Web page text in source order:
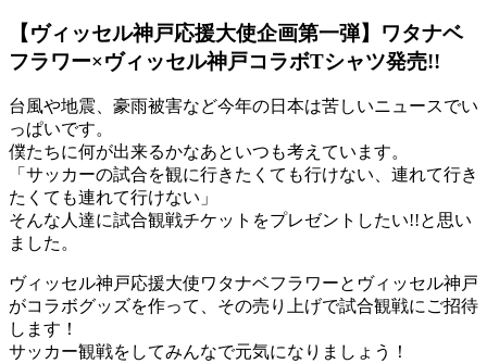
【ヴィッセル神戸応援大使企画第一弾】ワタナベ
フラワー×ヴィッセル神戸コラボTシャツ発売!!
台風や地震、豪雨被害など今年の日本は苦しいニュースでい
っぱいです。
僕たちに何が出来るかなあといつも考えています。
「サッカーの試合を観に行きたくても行けない、連れて行き
たくても連れて行けない」
そんな人達に試合観戦チケットをプレゼントしたい!!と思い
ました。
ヴィッセル神戸応援大使ワタナベフラワーとヴィッセル神戸
がコラボグッズを作って、その売り上げで試合観戦にご招待
します！
サッカー観戦をしてみんなで元気になりましょう！